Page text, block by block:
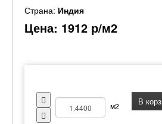
Страна: Индия
Цена: 1912 р/м2
м2 В